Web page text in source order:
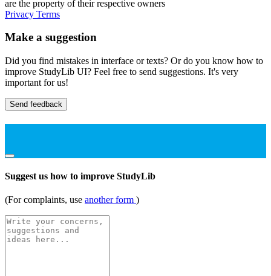
are the property of their respective owners
Privacy Terms
Make a suggestion
Did you find mistakes in interface or texts? Or do you know how to
improve StudyLib UI? Feel free to send suggestions. It's very
important for us!
Send feedback
Suggest us how to improve StudyLib
(For complaints, use another form )